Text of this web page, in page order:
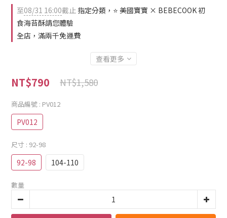
至08/31 16:00截止 指定分類，⭐ 美國寶寶 × BEBECOOK 初
食海苔酥請您體驗
全店，滿兩千免運費
查看更多
NT$790 NT$1,580
商品編號 : PV012
PV012
尺寸 : 92-98
92-98 104-110
數量